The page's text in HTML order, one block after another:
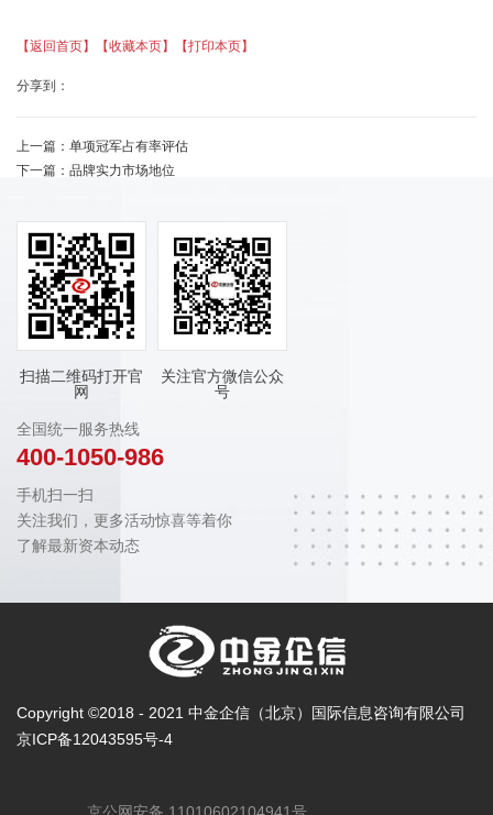
【返回首页】 【收藏本页】 【打印本页】
分享到：
上一篇： 单项冠军占有率评估
下一篇： 品牌实力市场地位
扫描二维码打开官
网
关注官方微信公众
号
全国统一服务热线
400-1050-986
手机扫一扫
关注我们，更多活动惊喜等着你
了解最新资本动态
Copyright ©2018 - 2021 中金企信（北京）国际信息咨询有限公司
京ICP备12043595号-4